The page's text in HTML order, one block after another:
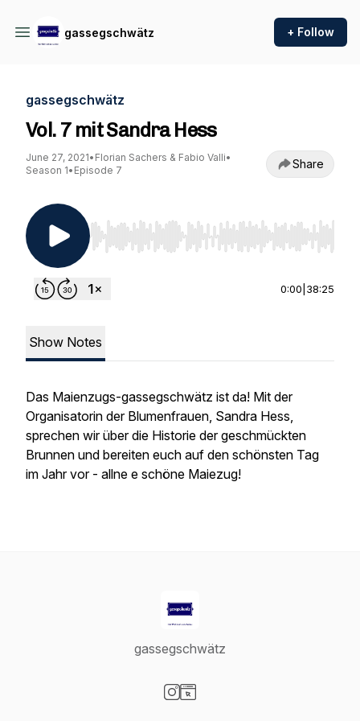
gassegschwätz + Follow
gassegschwätz
Vol. 7 mit Sandra Hess
June 27, 2021• Florian Sachers & Fabio Valli•
Season 1• Episode 7 Share
Use Left/Right to seek, Home/End to jump to
0:00 38:25
Show Notes
Das Maienzugs-gassegschwätz ist da! Mit der
Organisatorin der Blumenfrauen, Sandra Hess,
sprechen wir über die Historie der geschmückten
Brunnen und bereiten euch auf den schönsten Tag
im Jahr vor - allne e schöne Maiezug!
gassegschwätz